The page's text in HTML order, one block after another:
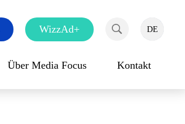
WizzAd+ SucheDE
EN
FR
Über Media Focus Kontakt